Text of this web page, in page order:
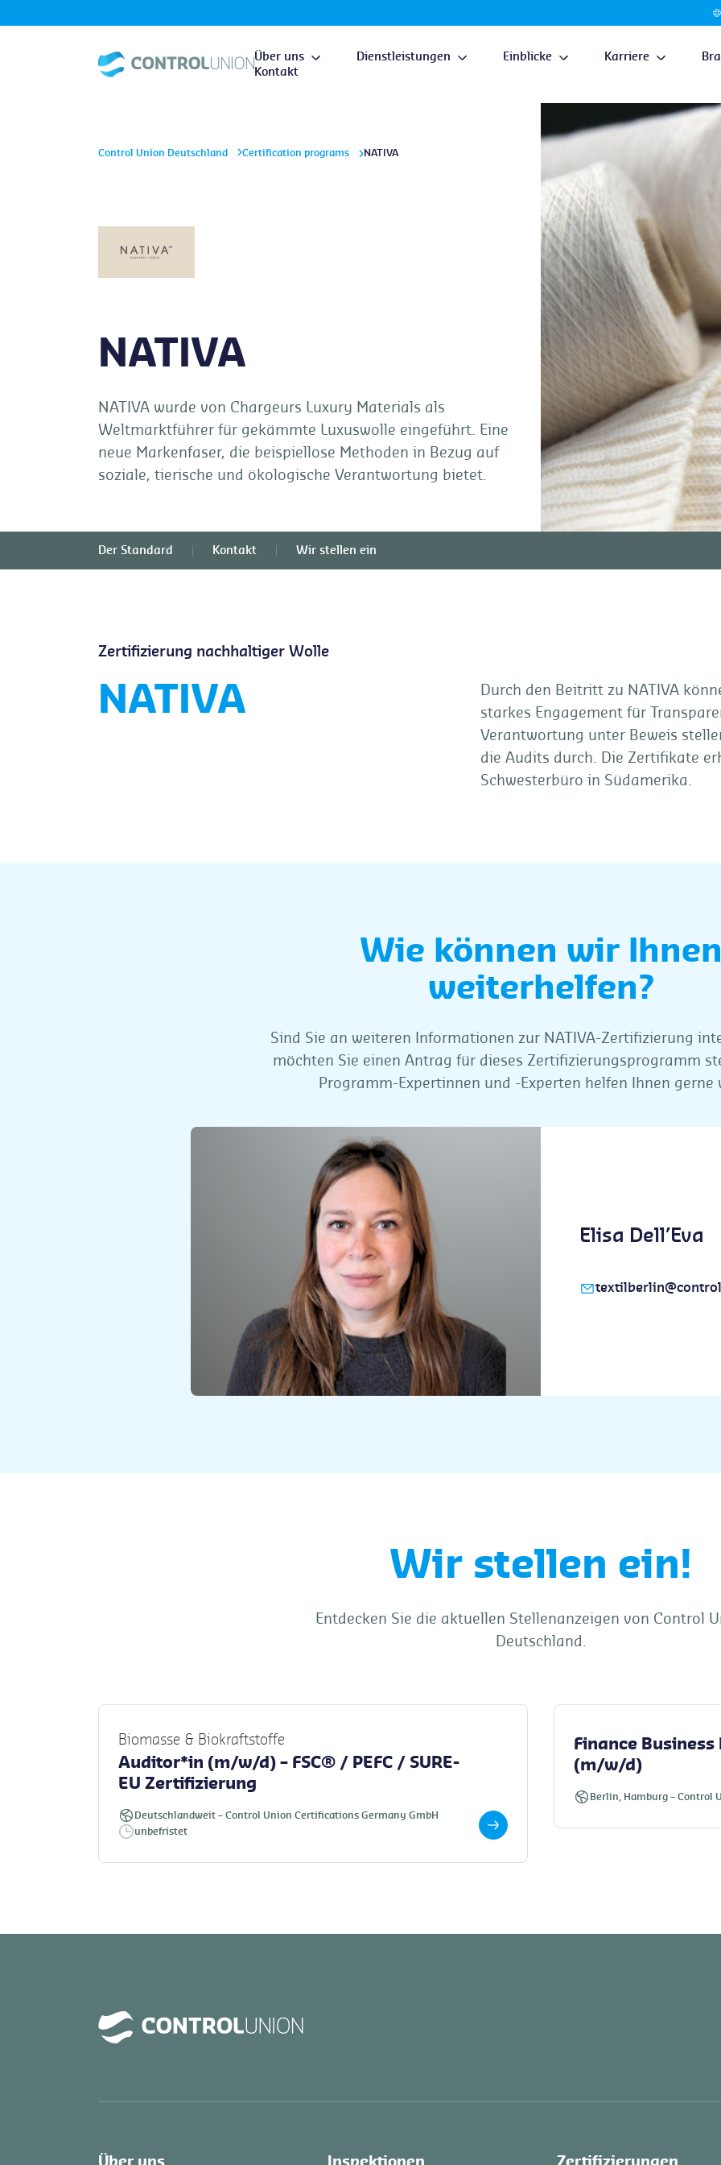
Über uns Dienstleistungen Einblicke Karriere
Kontakt
Control Union Deutschland Certification programs NATIVA
NATIVA
NATIVA wurde von Chargeurs Luxury Materials als
Weltmarktführer für gekämmte Luxuswolle eingeführt. Eine
neue Markenfaser, die beispiellose Methoden in Bezug auf
soziale, tierische und ökologische Verantwortung bietet.
Der Standard Kontakt Wir stellen ein
Zertifizierung nachhaltiger Wolle
NATIVA
Durch den Beitritt zu NATIVA
starkes Engagement für
Verantwortung unter Beweis
die Audits durch. Die Zertifikate
Schwesterbüro in Südamerika.
Wie können wir Ihnen
weiterhelfen?
Sind Sie an weiteren Informationen zur NATIVA-Zertifizierung
möchten Sie einen Antrag für dieses Zertifizierungsprogramm
Programm-Expertinnen und -Experten helfen Ihnen gerne
Elisa Dell’Eva
Wir stellen ein!
Entdecken Sie die aktuellen Stellenanzeigen von Control
Deutschland.
Biomasse & Biokraftstoffe
Auditor*in (m/w/d) – FSC® / PEFC / SURE-
EU Zertifizierung
Deutschlandweit – Control Union Certifications Germany GmbH
unbefristet
Finance
(m/w/d)
Berlin, Hamburg – Control
Über uns Inspektionen Zertifizierungen